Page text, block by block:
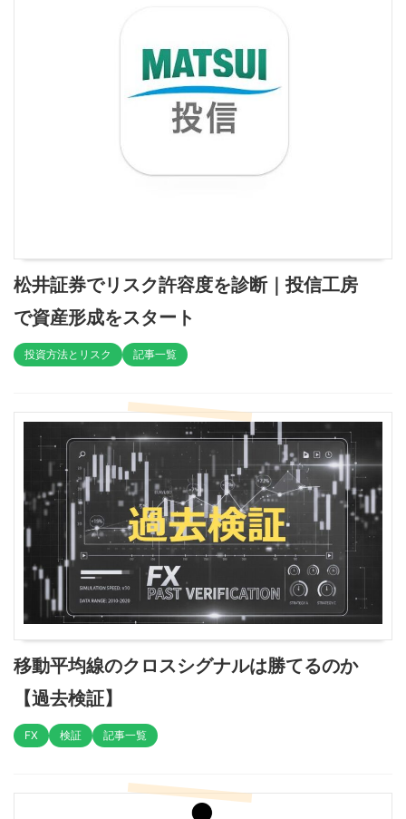
松井証券でリスク許容度を診断｜投信工房
で資産形成をスタート
投資方法とリスク 記事一覧
移動平均線のクロスシグナルは勝てるのか
【過去検証】
FX 検証 記事一覧